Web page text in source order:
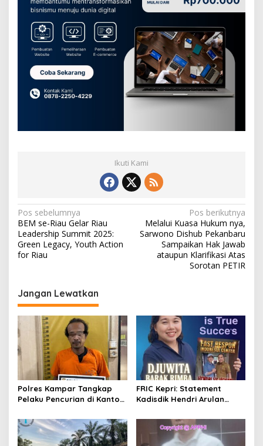
Ikuti Kami
N
a
v
i
a
s
i
p
o
s
Pos sebelumnya
BEM se-Riau Gelar Riau
Leadership Summit 2025:
Green Legacy, Youth Action
for Riau
Pos berikutnya
Melalui Kuasa Hukum nya,
Sarwono Dishub Pekanbaru
Sampaikan Hak Jawab
ataupun Klarifikasi Atas
Sorotan PETIR
Jangan Lewatkan
Polres Kampar Tangkap
Pelaku Pencurian di Kantor
FRIC Kepri: Statement
Kadisdik Hendri Arulan
Indonesia